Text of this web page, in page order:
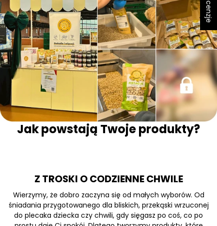
Jak powstają Twoje produkty?
Z TROSKI O CODZIENNE CHWILE
Wierzymy, że dobro zaczyna się od małych wyborów. Od
śniadania przygotowanego dla bliskich, przekąski wrzuconej
do plecaka dziecka czy chwili, gdy sięgasz po coś, co po